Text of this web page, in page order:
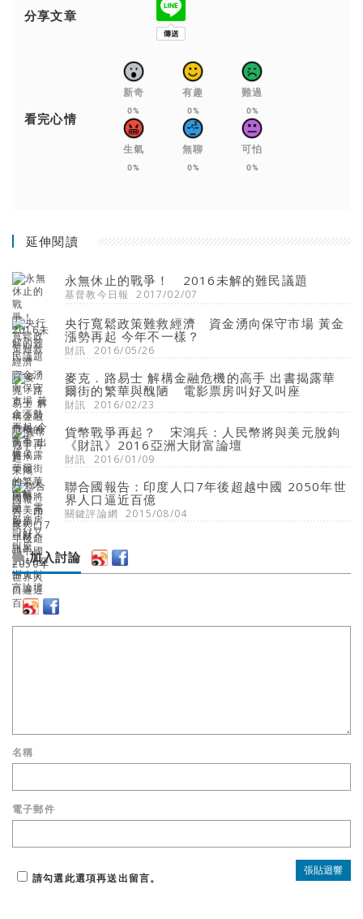
分享文章
看完心情
新奇
0%
有趣
0%
難過
0%
生氣
0%
無聊
0%
可怕
0%
延伸閱讀
永無休止的戰爭！ 2016未解的難民議題
基督教今日報 2017/02/07
央行寬鬆政策難救經濟 資金湧向保守市場 黃金
漲勢再起 今年不一樣？
財訊 2016/05/26
麥克．路易士 解構金融危機的高手 出書揭露華
爾街的繁華與醜陋 電影票房叫好又叫座
財訊 2016/02/23
貨幣戰爭再起？ 宋鴻兵：人民幣將與美元脫鉤
《財訊》2016亞洲大財富論壇
財訊 2016/01/09
聯合國報告：印度人口7年後超越中國 2050年世
界人口逼近百億
關鍵評論網 2015/08/04
加入討論
名稱
電子郵件
請勾選此選項再送出留言。